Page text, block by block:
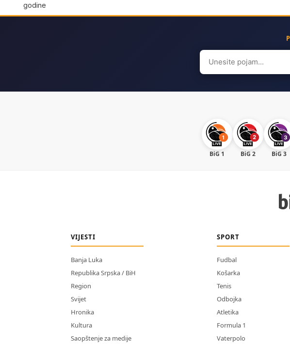
godine
Search
for:
BiG 1 BiG 2 BiG 3
VIJESTI
Banja Luka
Republika Srpska / BiH
Region
Svijet
Hronika
Kultura
Saopštenje za medije
SPORT
Fudbal
Košarka
Tenis
Odbojka
Atletika
Formula 1
Vaterpolo